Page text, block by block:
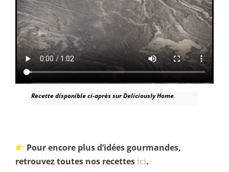
Recette disponible ci-après sur Deliciously Home.
Pour encore plus d’idées gourmandes,
retrouvez toutes nos recettes ici.